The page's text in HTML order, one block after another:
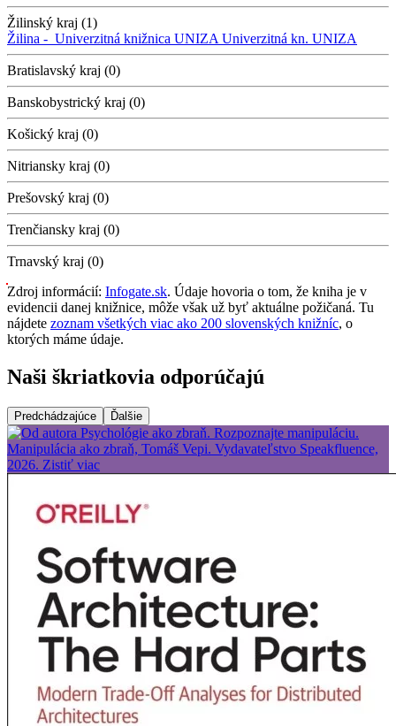
Žilinský kraj (1)
Žilina - Univerzitná knižnica UNIZA Univerzitná kn. UNIZA
Bratislavský kraj (0)
Banskobystrický kraj (0)
Košický kraj (0)
Nitriansky kraj (0)
Prešovský kraj (0)
Trenčiansky kraj (0)
Trnavský kraj (0)
Zdroj informácií: Infogate.sk. Údaje hovoria o tom, že kniha je v
evidencii danej knižnice, môže však už byť aktuálne požičaná. Tu
nájdete zoznam všetkých viac ako 200 slovenských knižníc, o
ktorých máme údaje.
Naši škriatkovia odporúčajú
Predchádzajúce Ďalšie